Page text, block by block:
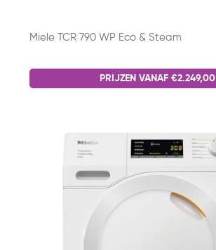
Miele TCR 790 WP Eco & Steam
PRIJZEN VANAF €2.249,00